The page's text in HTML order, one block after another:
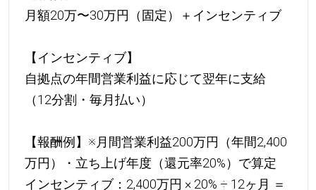
月額20万〜30万円（固定）＋インセンティブ
【インセンティブ】
自拠点の年間営業利益に応じて翌年に支給
（12分割・毎月払い）
【報酬例】※月間営業利益200万円（年間2,400
万円）・立ち上げ年度（還元率20%）で算定
インセンティブ：2,400万円 × 20% ÷ 12ヶ月 ＝